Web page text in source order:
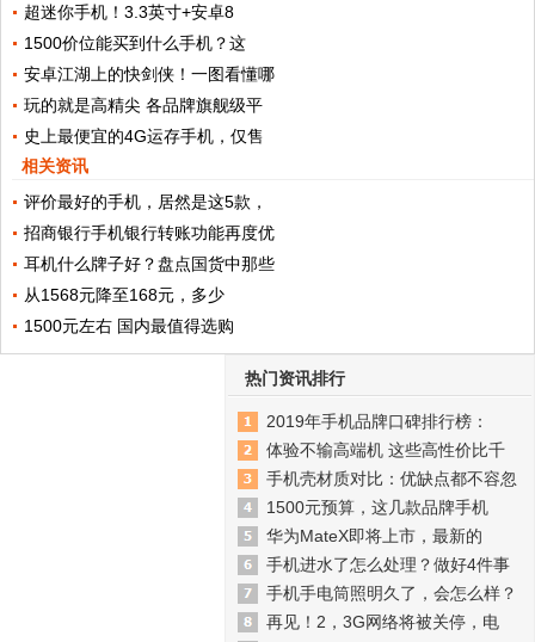
超迷你手机！3.3英寸+安卓8
1500价位能买到什么手机？这
安卓江湖上的快剑侠！一图看懂哪
玩的就是高精尖 各品牌旗舰级平
史上最便宜的4G运存手机，仅售
相关资讯
评价最好的手机，居然是这5款，
招商银行手机银行转账功能再度优
耳机什么牌子好？盘点国货中那些
从1568元降至168元，多少
1500元左右 国内最值得选购
热门资讯排行
2019年手机品牌口碑排行榜：
体验不输高端机 这些高性价比千
手机壳材质对比：优缺点都不容忽
1500元预算，这几款品牌手机
华为MateX即将上市，最新的
手机进水了怎么处理？做好4件事
手机手电筒照明久了，会怎么样？
再见！2，3G网络将被关停，电